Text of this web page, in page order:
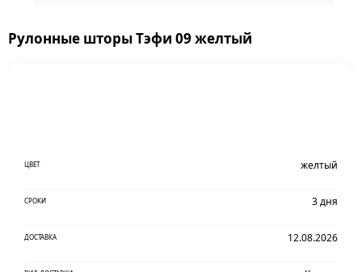
Рулонные шторы Тэфи 09 желтый
ЦВЕТ желтый
СРОКИ 3 дня
ДОСТАВКА 12.08.2026